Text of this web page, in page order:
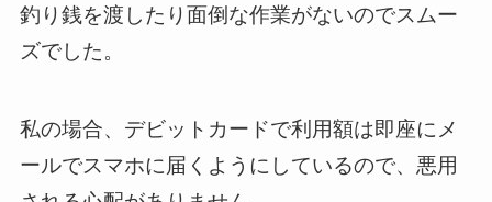
釣り銭を渡したり面倒な作業がないのでスムー
ズでした。
私の場合、デビットカードで利用額は即座にメ
ールでスマホに届くようにしているので、悪用